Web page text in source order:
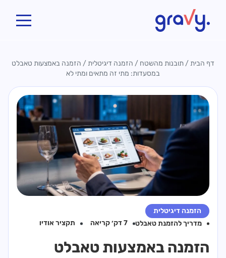
דף הבית/ תובנות מהשטח / הזמנה דיגיטלית/ הזמנה באמצעות טאבלט
במסעדות: מתי זה מתאים ומתי לא
הזמנה דיגיטלית
מדריך להזמנת טאבלט 7 דק׳ קריאה תקציר אודיו
הזמנה באמצעות טאבלט